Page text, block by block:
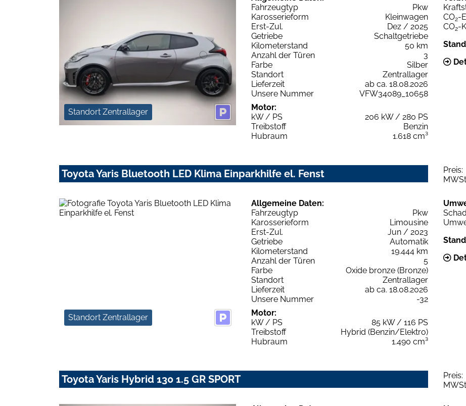
Standort Zentrallager
Fahrzeugtyp
Pkw
Karosserieform
Kleinwagen
Erst-Zul.
Dez / 2025
Getriebe
Schaltgetriebe
Kilometerstand
50 km
Anzahl der Türen
3
Farbe
Silber
Standort
Zentrallager
Lieferzeit
ab ca. 18.08.2026
Unsere Nummer
VFW34089_10658
Motor:
kW / PS
206 kW / 280 PS
Treibstoff
Benzin
Hubraum
1.618 cm³
CO2-
CO2-
Toyota Yaris Bluetooth LED Klima Einparkhilfe el. Fenst Preis:
Standort Zentrallager
Allgemeine Daten:
Fahrzeugtyp
Pkw
Karosserieform
Limousine
Erst-Zul.
Jun / 2023
Getriebe
Automatik
Kilometerstand
19.444 km
Anzahl der Türen
5
Farbe
Oxide bronze (Bronze)
Standort
Zentrallager
Lieferzeit
ab ca. 18.08.2026
Unsere Nummer
-32
Motor:
kW / PS
85 kW / 116 PS
Treibstoff
Hybrid (Benzin/Elektro)
Hubraum
1.490 cm³
Toyota Yaris Hybrid 130 1.5 GR SPORT Preis: